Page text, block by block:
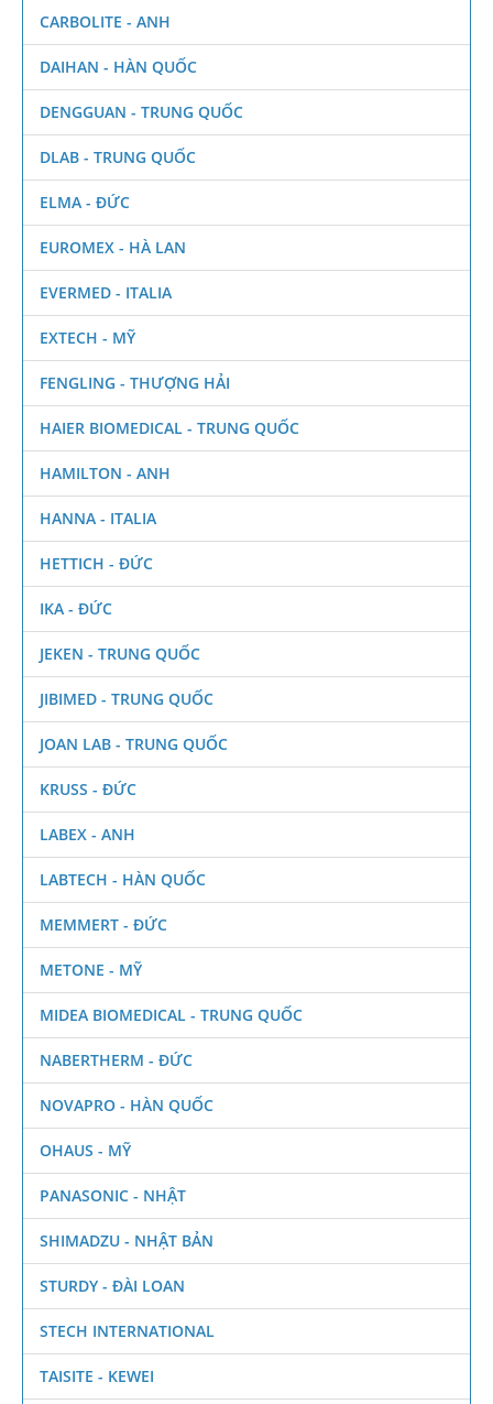
CARBOLITE - ANH
DAIHAN - HÀN QUỐC
DENGGUAN - TRUNG QUỐC
DLAB - TRUNG QUỐC
ELMA - ĐỨC
EUROMEX - HÀ LAN
EVERMED - ITALIA
EXTECH - MỸ
FENGLING - THƯỢNG HẢI
HAIER BIOMEDICAL - TRUNG QUỐC
HAMILTON - ANH
HANNA - ITALIA
HETTICH - ĐỨC
IKA - ĐỨC
JEKEN - TRUNG QUỐC
JIBIMED - TRUNG QUỐC
JOAN LAB - TRUNG QUỐC
KRUSS - ĐỨC
LABEX - ANH
LABTECH - HÀN QUỐC
MEMMERT - ĐỨC
METONE - MỸ
MIDEA BIOMEDICAL - TRUNG QUỐC
NABERTHERM - ĐỨC
NOVAPRO - HÀN QUỐC
OHAUS - MỸ
PANASONIC - NHẬT
SHIMADZU - NHẬT BẢN
STURDY - ĐÀI LOAN
STECH INTERNATIONAL
TAISITE - KEWEI